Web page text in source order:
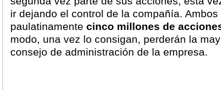
ir dejando el control de la compañía.
paulatinamente cinco millones de
modo, una vez lo consigan, perderán la
consejo de administración de la empresa.